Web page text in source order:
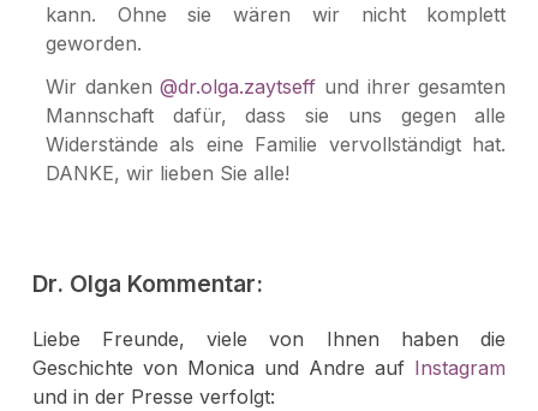
kann. Ohne sie wären wir nicht komplett
geworden.
Wir danken @dr.olga.zaytseff und ihrer gesamten
Mannschaft dafür, dass sie uns gegen alle
Widerstände als eine Familie vervollständigt hat.
DANKE, wir lieben Sie alle!
Dr. Olga Kommentar:
Liebe Freunde, viele von Ihnen haben die
Geschichte von Monica und Andre auf Instagram
und in der Presse verfolgt: